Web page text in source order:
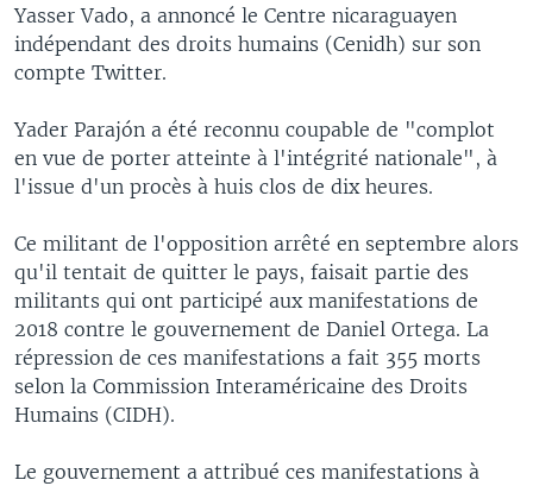
Yasser Vado, a annoncé le Centre nicaraguayen
indépendant des droits humains (Cenidh) sur son
compte Twitter.
Yader Parajón a été reconnu coupable de "complot
en vue de porter atteinte à l'intégrité nationale", à
l'issue d'un procès à huis clos de dix heures.
Ce militant de l'opposition arrêté en septembre alors
qu'il tentait de quitter le pays, faisait partie des
militants qui ont participé aux manifestations de
2018 contre le gouvernement de Daniel Ortega. La
répression de ces manifestations a fait 355 morts
selon la Commission Interaméricaine des Droits
Humains (CIDH).
Le gouvernement a attribué ces manifestations à